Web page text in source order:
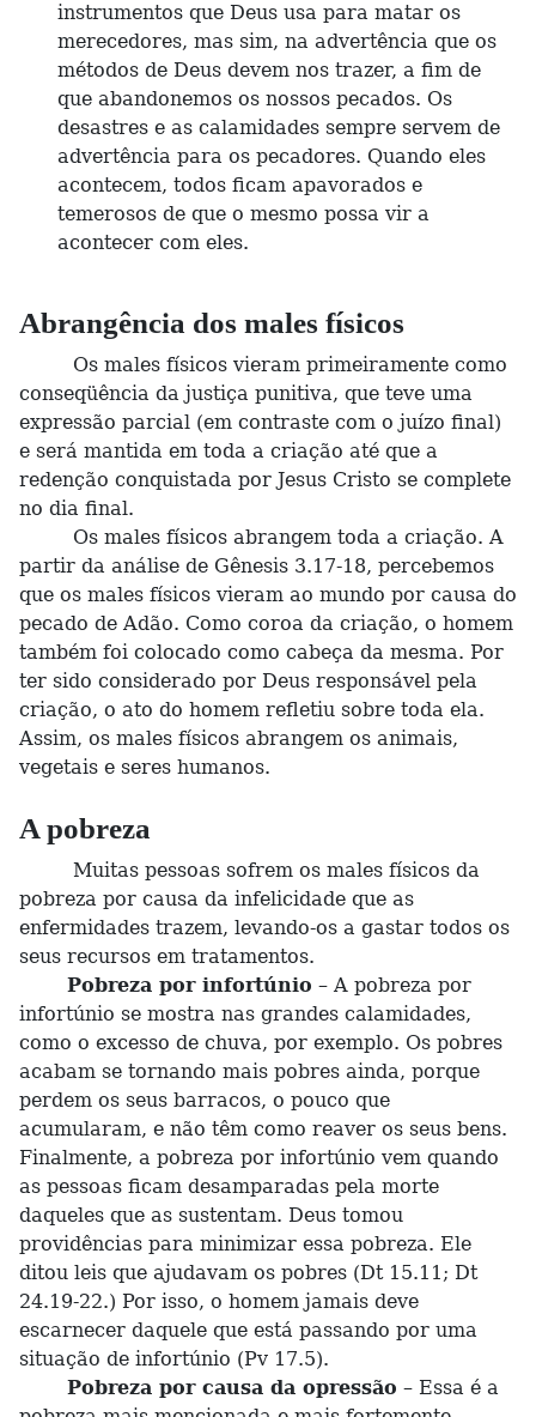
instrumentos que Deus usa para matar os
merecedores, mas sim, na advertência que os
métodos de Deus devem nos trazer, a fim de
que abandonemos os nossos pecados. Os
desastres e as calamidades sempre servem de
advertência para os pecadores. Quando eles
acontecem, todos ficam apavorados e
temerosos de que o mesmo possa vir a
acontecer com eles.
Abrangência dos males físicos
Os males físicos vieram primeiramente como
conseqüência da justiça punitiva, que teve uma
expressão parcial (em contraste com o juízo final)
e será mantida em toda a criação até que a
redenção conquistada por Jesus Cristo se complete
no dia final.
Os males físicos abrangem toda a criação. A
partir da análise de Gênesis 3.17-18, percebemos
que os males físicos vieram ao mundo por causa do
pecado de Adão. Como coroa da criação, o homem
também foi colocado como cabeça da mesma. Por
ter sido considerado por Deus responsável pela
criação, o ato do homem refletiu sobre toda ela.
Assim, os males físicos abrangem os animais,
vegetais e seres humanos.
A pobreza
Muitas pessoas sofrem os males físicos da
pobreza por causa da infelicidade que as
enfermidades trazem, levando-os a gastar todos os
seus recursos em tratamentos.
Pobreza por infortúnio – A pobreza por
infortúnio se mostra nas grandes calamidades,
como o excesso de chuva, por exemplo. Os pobres
acabam se tornando mais pobres ainda, porque
perdem os seus barracos, o pouco que
acumularam, e não têm como reaver os seus bens.
Finalmente, a pobreza por infortúnio vem quando
as pessoas ficam desamparadas pela morte
daqueles que as sustentam. Deus tomou
providências para minimizar essa pobreza. Ele
ditou leis que ajudavam os pobres (Dt 15.11; Dt
24.19-22.) Por isso, o homem jamais deve
escarnecer daquele que está passando por uma
situação de infortúnio (Pv 17.5).
Pobreza por causa da opressão – Essa é a